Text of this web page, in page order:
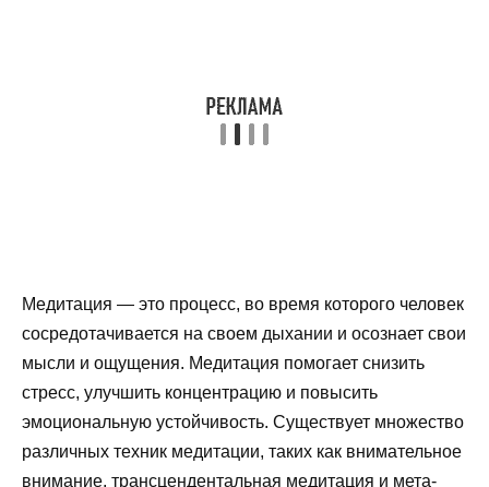
Медитация — это процесс, во время которого человек
сосредотачивается на своем дыхании и осознает свои
мысли и ощущения. Медитация помогает снизить
стресс, улучшить концентрацию и повысить
эмоциональную устойчивость. Существует множество
различных техник медитации, таких как внимательное
внимание, трансцендентальная медитация и мета-